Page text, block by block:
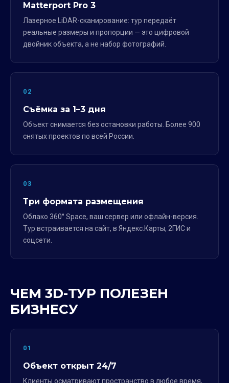
Matterport Pro 3
Лазерное LiDAR-сканирование: тур передаёт
реальные размеры и пропорции — это цифровой
двойник объекта, а не набор фотографий.
02
Съёмка за 1–3 дня
Объект снимается без остановки работы. Более 900
снятых проектов по всей России.
03
Три формата размещения
Облако 360° Space, ваш сервер или офлайн-версия.
Тур встраивается на сайт, в Яндекс.Карты, 2ГИС и
соцсети.
ЧЕМ 3D-ТУР ПОЛЕЗЕН
БИЗНЕСУ
01
Объект открыт 24/7
Клиенты осматривают пространство в любое время,